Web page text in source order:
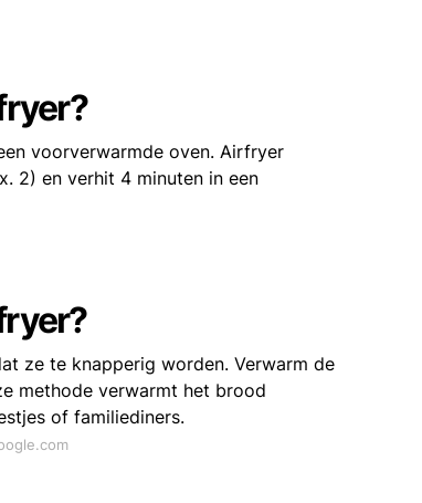
voorverwarmde oven. Airfryer
2) en verhit 4 minuten in een
ze te knapperig worden. Verwarm de
methode verwarmt het brood
of familiediners.